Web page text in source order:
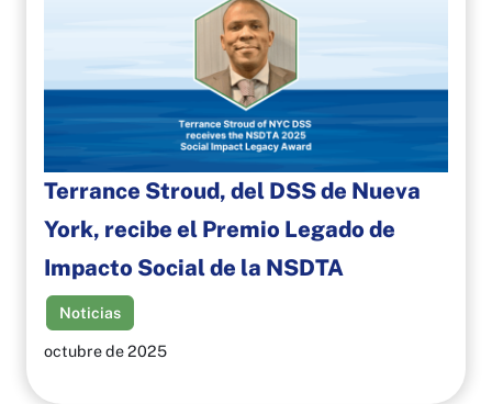
Terrance Stroud, del DSS de Nueva
York, recibe el Premio Legado de
Impacto Social de la NSDTA
Noticias
octubre de 2025